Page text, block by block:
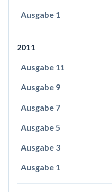
Ausgabe 1
2011
Ausgabe 11
Ausgabe 9
Ausgabe 7
Ausgabe 5
Ausgabe 3
Ausgabe 1